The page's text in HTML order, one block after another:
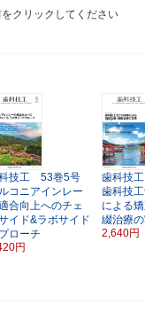
クリックしてください
技工 53巻5号
コニアインレー
合向上へのチェ
イド&ラボサイド
ローチ
円
歯科技
歯科技
による
綴治療
2,640円